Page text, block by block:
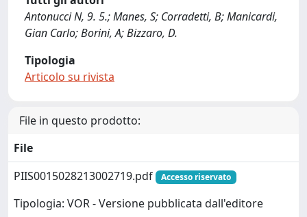
Antonucci N, 9. 5.; Manes, S; Corradetti, B; Manicardi,
Gian Carlo; Borini, A; Bizzaro, D.
Tipologia
Articolo su rivista
File in questo prodotto:
File
PIIS0015028213002719.pdf
Accesso riservato
Tipologia: VOR - Versione pubblicata dall'editore